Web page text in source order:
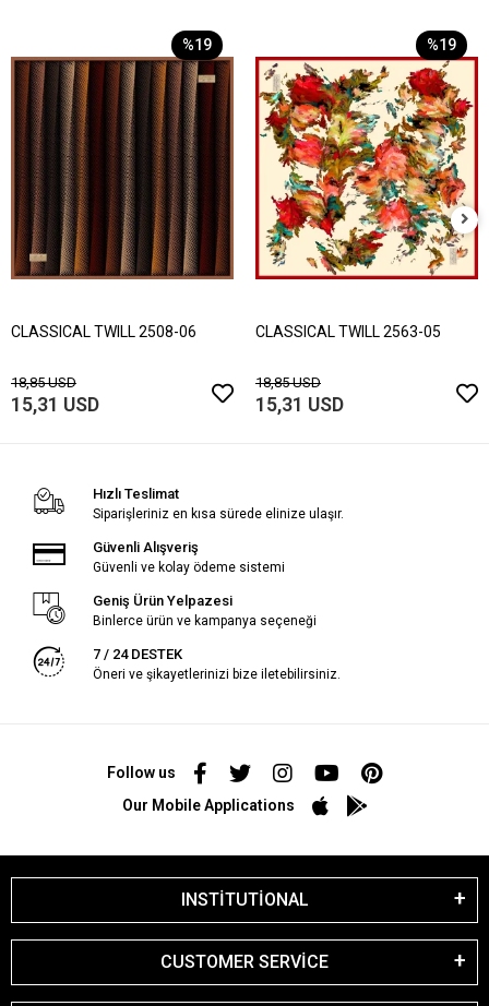
%19
CLASSICAL TWILL 2508-06
18,85 USD
15,31 USD
%19
CLASSICAL TWILL 2563-05
18,85 USD
15,31 USD
Hızlı Teslimat
Siparişleriniz en kısa sürede elinize ulaşır.
Güvenli Alışveriş
Güvenli ve kolay ödeme sistemi
Geniş Ürün Yelpazesi
Binlerce ürün ve kampanya seçeneği
7 / 24 DESTEK
Öneri ve şikayetlerinizi bize iletebilirsiniz.
Follow us
Our Mobile Applications
INSTİTUTİONAL
CUSTOMER SERVİCE